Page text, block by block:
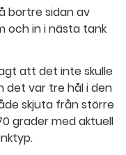
bortre sidan av
och in i nästa tank
att det inte skulle
det var tre hål i den
skjuta från större
grader med aktuell